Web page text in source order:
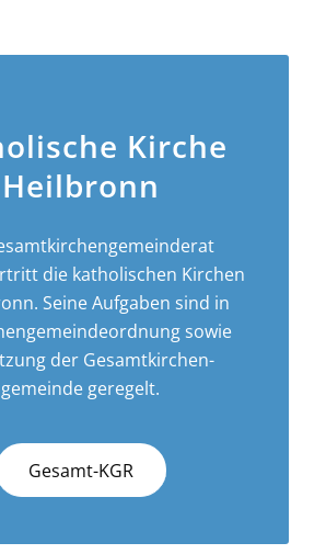
Kirche
Heilbronn
die katholischen Kirchen
Seine Aufgaben sind in
sowie
der Gesamt­kirchen­
gemeinde geregelt.
Gesamt-KGR